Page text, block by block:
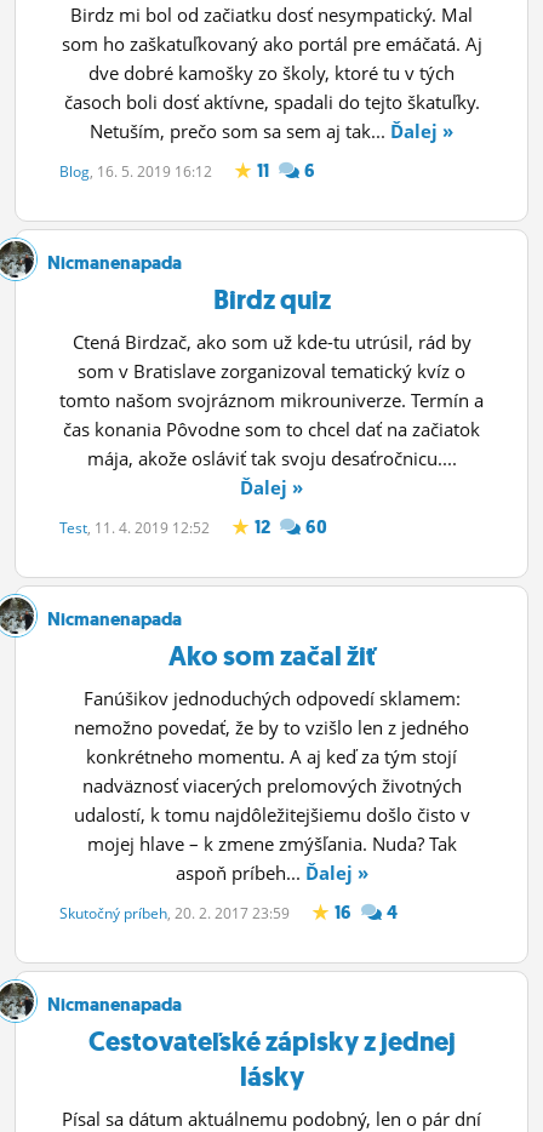
Birdz mi bol od začiatku dosť nesympatický. Mal
som ho zaškatuľkovaný ako portál pre emáčatá. Aj
dve dobré kamošky zo školy, ktoré tu v tých
časoch boli dosť aktívne, spadali do tejto škatuľky.
Netuším, prečo som sa sem aj tak... Ďalej »
Blog, 16. 5. 2019 16:12 11 6
Nicmanenapada
Birdz quiz
Ctená Birdzač, ako som už kde-tu utrúsil, rád by
som v Bratislave zorganizoval tematický kvíz o
tomto našom svojráznom mikrouniverze. Termín a
čas konania Pôvodne som to chcel dať na začiatok
mája, akože osláviť tak svoju desaťročnicu....
Ďalej »
Test, 11. 4. 2019 12:52 12 60
Nicmanenapada
Ako som začal žiť
Fanúšikov jednoduchých odpovedí sklamem:
nemožno povedať, že by to vzišlo len z jedného
konkrétneho momentu. A aj keď za tým stojí
nadväznosť viacerých prelomových životných
udalostí, k tomu najdôležitejšiemu došlo čisto v
mojej hlave – k zmene zmýšľania. Nuda? Tak
aspoň príbeh... Ďalej »
Skutočný príbeh, 20. 2. 2017 23:59 16 4
Nicmanenapada
Cestovateľské zápisky z jednej
lásky
Písal sa dátum aktuálnemu podobný, len o pár dní